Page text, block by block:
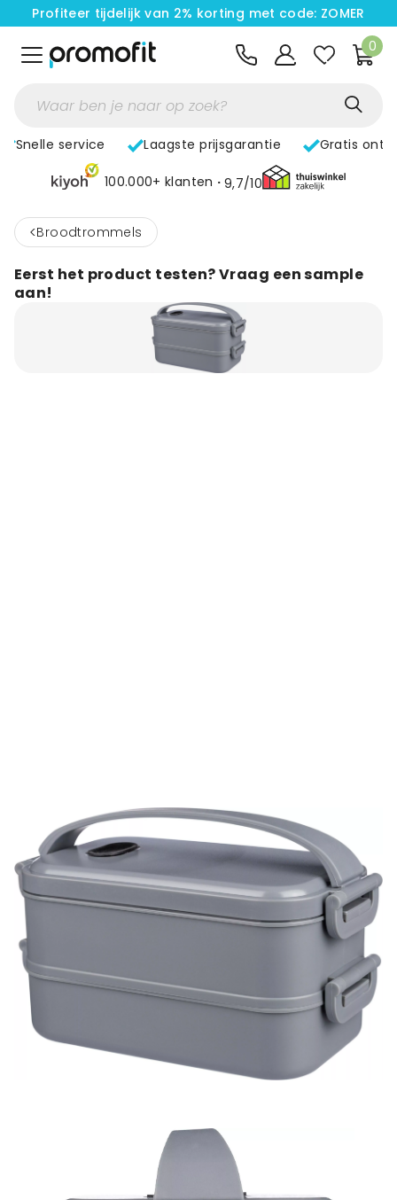
Profiteer tijdelijk van 2% korting met code: ZOMER
0
Snelle service Laagste prijsgarantie Gratis
100.000+ klanten 9,7/10
< Broodtrommels
Eerst het product testen? Vraag een sample
aan!